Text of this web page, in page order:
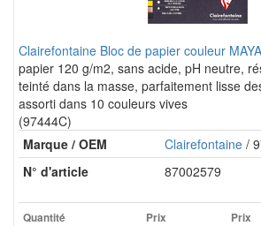
Clairefontaine Bloc de papier couleur
papier 120 g/m2, sans acide, pH neutre,
teinté dans la masse, parfaitement lisse
assorti dans 10 couleurs vives
(97444C)
Marque / OEM
Clairefontaine /
N° d'article
87002579
Quantité
Prix
Prix